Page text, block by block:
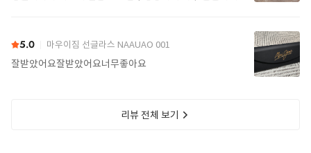
5.0 마우이짐 선글라스 NAAUAO 001
잘받았어요잘받았어요너무좋아요
리뷰 전체 보기